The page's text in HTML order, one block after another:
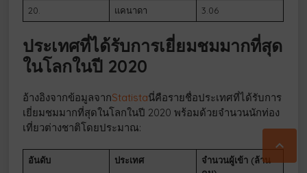
20.
แคนาดา 3.06
ประเทศที่ได้รับการเยี่ยมชมมากที่สุด
ในโลกในปี 2020
อ้างอิงจากข้อมูลจากStatistaนี่คือรายชื่อประเทศที่ได้รับการ
เยี่ยมชมมากที่สุดในโลกในปี 2020 พร้อมด้วยจำนวนนักท่อง
เที่ยวต่างชาติโดยประมาณ:
อันดับ ประเทศ
จำนวนผู้เข้า (ล้าน
